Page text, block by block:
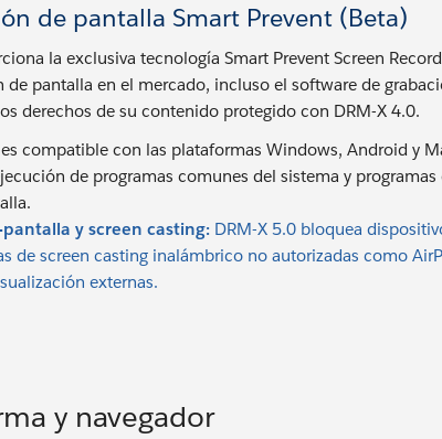
de pantalla Smart Prevent (Beta)
la exclusiva tecnología Smart Prevent Screen
pantalla en el mercado, incluso el software de
derechos de su contenido protegido con DRM-X 4.0.
compatible con las plataformas Windows, Android y
de programas comunes del sistema y
y screen casting: DRM-X 5.0 bloquea
de screen casting inalámbrico no autorizadas como
externas.
y navegador